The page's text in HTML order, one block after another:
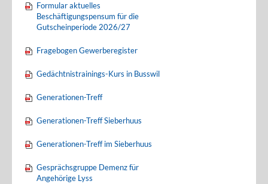
Formular aktuelles
Beschäftigungspensum für die
Gutscheinperiode 2026/27
Fragebogen Gewerberegister
Gedächtnistrainings-Kurs in Busswil
Generationen-Treff
Generationen-Treff Sieberhuus
Generationen-Treff im Sieberhuus
Gesprächsgruppe Demenz für
Angehörige Lyss